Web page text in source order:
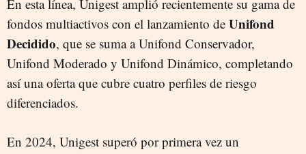
En esta línea, Unigest amplió recientemente su gama de
fondos multiactivos con el lanzamiento de Unifond
Decidido, que se suma a Unifond Conservador,
Unifond Moderado y Unifond Dinámico, completando
así una oferta que cubre cuatro perfiles de riesgo
diferenciados.
En 2024, Unigest superó por primera vez un